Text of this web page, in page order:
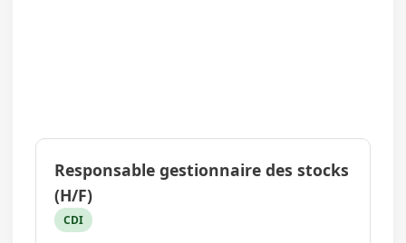
Responsable gestionnaire des stocks
(H/F)
CDI